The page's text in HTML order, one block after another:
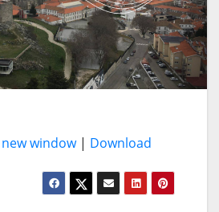
window| Download